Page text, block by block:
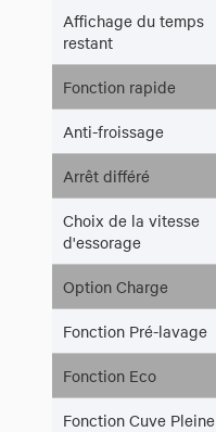
Affichage du temps
restant
Fonction rapide
Anti-froissage
Arrêt différé
Choix de la vitesse
d'essorage
Option Charge
Fonction Pré-lavage
Fonction Eco
Fonction Cuve Pleine